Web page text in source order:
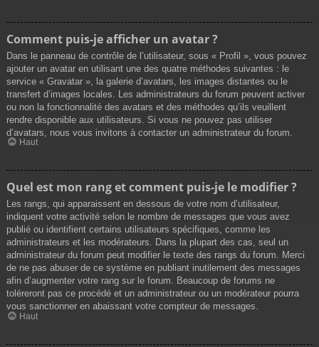
Comment puis-je afficher un avatar ?
Dans le panneau de contrôle de l’utilisateur, sous « Profil », vous pouvez
ajouter un avatar en utilisant une des quatre méthodes suivantes : le
service « Gravatar », la galerie d’avatars, les images distantes ou le
transfert d’images locales. Les administrateurs du forum peuvent activer
ou non la fonctionnalité des avatars et des méthodes qu’ils veuillent
rendre disponible aux utilisateurs. Si vous ne pouvez pas utiliser
d’avatars, nous vous invitons à contacter un administrateur du forum.
Haut
Quel est mon rang et comment puis-je le modifier ?
Les rangs, qui apparaissent en dessous de votre nom d’utilisateur,
indiquent votre activité selon le nombre de messages que vous avez
publié ou identifient certains utilisateurs spécifiques, comme les
administrateurs et les modérateurs. Dans la plupart des cas, seul un
administrateur du forum peut modifier le texte des rangs du forum. Merci
de ne pas abuser de ce système en publiant inutilement des messages
afin d’augmenter votre rang sur le forum. Beaucoup de forums ne
toléreront pas ce procédé et un administrateur ou un modérateur pourra
vous sanctionner en abaissant votre compteur de messages.
Haut